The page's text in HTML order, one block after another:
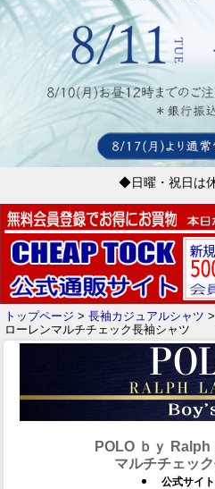
◆日曜・祝日は
トップページ > 長袖カジュアルシャツ
ローレンマルチチェック長袖シャツ
POLO ｂｙ
マルチチェッ
公式サイ